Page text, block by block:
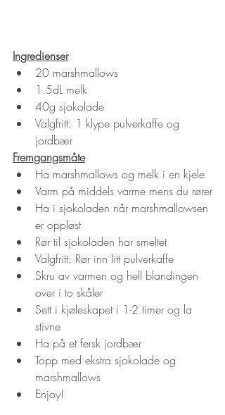
Ingredienser
20 marshmallows
1.5dL melk
40g sjokolade
Valgfritt: 1 klype pulverkaffe og
jordbær
Fremgangsmåte
Ha marshmallows og melk i en kjele
Varm på middels varme mens du rører
Ha i sjokoladen når marshmallowsen
er oppløst
Rør til sjokoladen har smeltet
Valgfritt: Rør inn litt pulverkaffe
Skru av varmen og hell blandingen
over i to skåler
Sett i kjøleskapet i 1-2 timer og la
stivne
Ha på et fersk jordbær
Topp med ekstra sjokolade og
marshmallows
Enjoy!